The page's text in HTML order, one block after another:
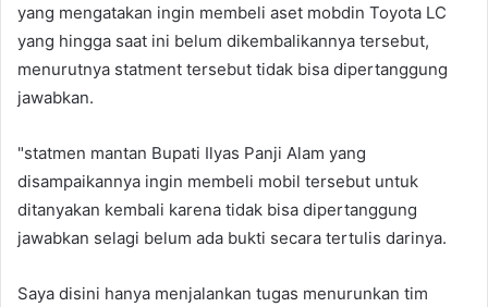
yang mengatakan ingin membeli aset mobdin Toyota LC
yang hingga saat ini belum dikembalikannya tersebut,
menurutnya statment tersebut tidak bisa dipertanggung
jawabkan.
"statmen mantan Bupati Ilyas Panji Alam yang
disampaikannya ingin membeli mobil tersebut untuk
ditanyakan kembali karena tidak bisa dipertanggung
jawabkan selagi belum ada bukti secara tertulis darinya.
Saya disini hanya menjalankan tugas menurunkan tim